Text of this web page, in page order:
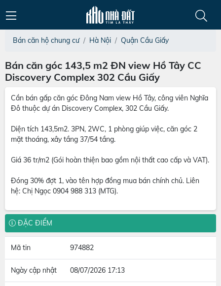
Bán căn hộ chung cư Hà Nội Quận Cầu Giấy
Bán căn góc 143,5 m2 ĐN view Hồ Tây CC
Discovery Complex 302 Cầu Giấy
Cần bán gấp căn góc Đông Nam view Hồ Tây, công viên Nghĩa
Đô thuộc dự án Discovery Complex, 302 Cầu Giấy.
Diện tích 143,5m2. 3PN, 2WC, 1 phòng giúp việc, căn góc 2
mặt thoáng, xây tầng 37/54 tầng.
Giá 36 tr/m2 (Gói hoàn thiện bao gồm nội thất cao cấp và VAT).
Đóng 30% đợt 1, vào tên hợp đồng mua bán chính chủ. Liên
hệ: Chị Ngọc 0904 988 313 (MTG).
ĐẶC ĐIỂM
Mã tin 974882
Ngày cập nhật 08/07/2026 17:13